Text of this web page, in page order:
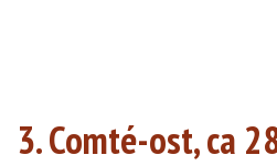
3. Comté-ost, ca